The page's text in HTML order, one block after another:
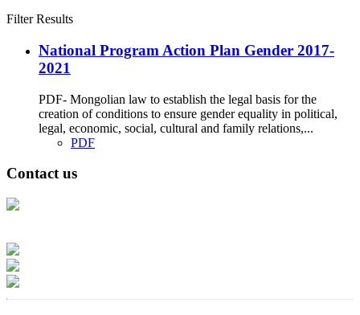
Filter Results
National Program Action Plan Gender 2017-
2021
PDF- Mongolian law to establish the legal basis for the
creation of conditions to ensure gender equality in political,
legal, economic, social, cultural and family relations,...
PDF
Contact us